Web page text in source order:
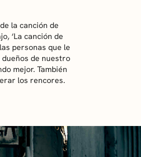
la canción de
‘La canción de
personas que le
de nuestro
mejor. También
los rencores.